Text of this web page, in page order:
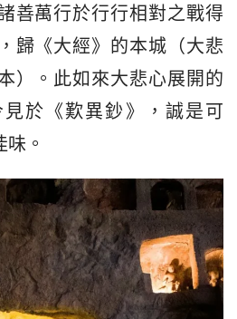
善萬行於行行相對之戰得
歸《大經》的本城（大悲
）。此如來大悲心展開的
於《歎異鈔》，誠是可
。